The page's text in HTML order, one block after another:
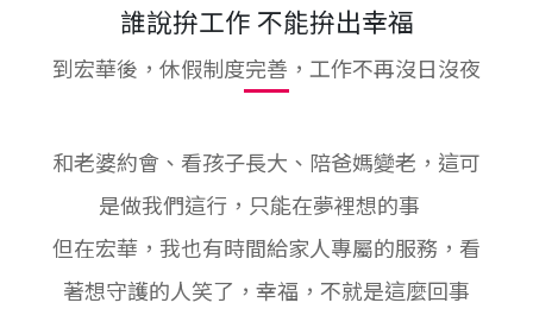
誰說拚工作 不能拚出幸福
到宏華後，休假制度完善，工作不再沒日沒夜
和老婆約會、看孩子長大、陪爸媽變老，這可
是做我們這行，只能在夢裡想的事
但在宏華，我也有時間給家人專屬的服務，看
著想守護的人笑了，幸福，不就是這麼回事